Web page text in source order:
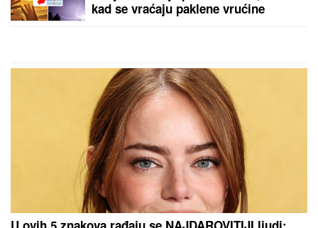
o njima preuzimaju MONAHINJE IZ
da znaju